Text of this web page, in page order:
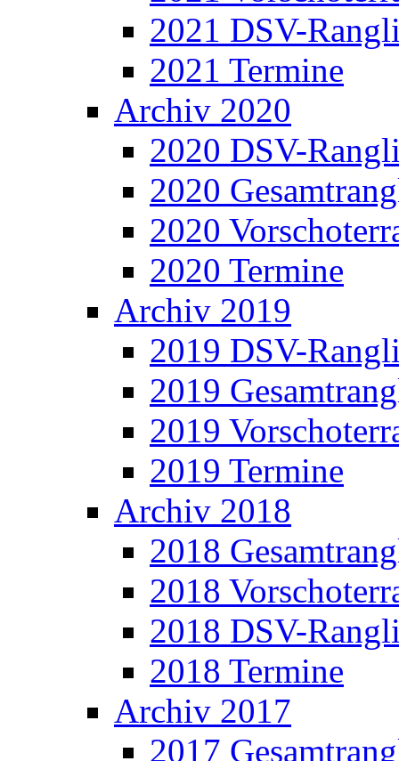
2021 DSV-
2021 Termine
Archiv 2020
2020 DSV-
2020
2020
2020 Termine
Archiv 2019
2019 DSV-
2019
2019
2019 Termine
Archiv 2018
2018
2018
2018 DSV-
2018 Termine
Archiv 2017
2017